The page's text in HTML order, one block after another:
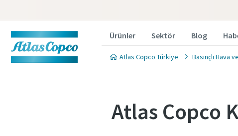
Ürünler Sektör Blog
Atlas Copco Türkiye Basınçlı Hava
Atlas Copco